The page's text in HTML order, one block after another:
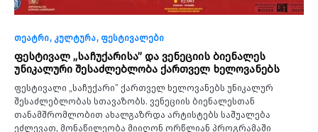
თეატრი კულტურა ფესტივალები
ფესტივალ „საჩუქარისა” და ვენეციის ბიენალეს
უნიკალური შესაძლებლობა ქართველ ხელოვანებს
ფესტივალი „საჩუქარი” ქართველ ხელოვანებს უნიკალურ
შესაძლებლობას სთავაზობს. ვენეციის ბიენალესთან
თანამშრომლობით ახალგაზრდა არტისტებს საშუალება
ეძლევათ, მონაწილეობა მიიღონ ორწლიან პროგრამაში